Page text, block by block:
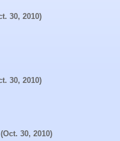
30, 2010)
30, 2010)
30, 2010)